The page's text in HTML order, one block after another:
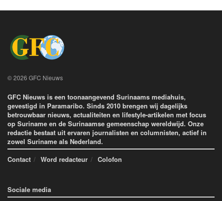
© 2026 GFC Nieuws
GFC Nieuws is een toonaangevend Surinaams mediahuis,
gevestigd in Paramaribo. Sinds 2010 brengen wij dagelijks
betrouwbaar nieuws, actualiteiten en lifestyle-artikelen met focus
op Suriname en de Surinaamse gemeenschap wereldwijd. Onze
redactie bestaat uit ervaren journalisten en columnisten, actief in
zowel Suriname als Nederland.
Contact
Word redacteur Colofon
Sociale media